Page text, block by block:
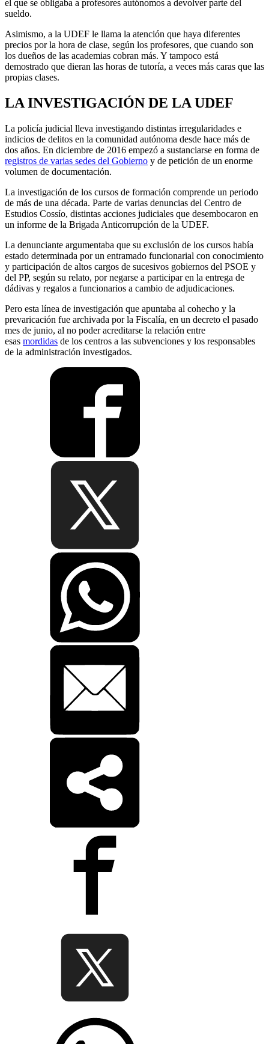
el que se obligaba a profesores autónomos a devolver parte del
sueldo.
Asimismo, a la UDEF le llama la atención que haya diferentes
precios por la hora de clase, según los profesores, que cuando son
los dueños de las academias cobran más. Y tampoco está
demostrado que dieran las horas de tutoría, a veces más caras que las
propias clases.
LA INVESTIGACIÓN DE LA UDEF
La policía judicial lleva investigando distintas irregularidades e
indicios de delitos en la comunidad autónoma desde hace más de
dos años. En diciembre de 2016 empezó a sustanciarse en forma de
registros de varias sedes del Gobierno y de petición de un enorme
volumen de documentación.
La investigación de los cursos de formación comprende un periodo
de más de una década. Parte de varias denuncias del Centro de
Estudios Cossío, distintas acciones judiciales que desembocaron en
un informe de la Brigada Anticorrupción de la UDEF.
La denunciante argumentaba que su exclusión de los cursos había
estado determinada por un entramado funcionarial con conocimiento
y participación de altos cargos de sucesivos gobiernos del PSOE y
del PP, según su relato, por negarse a participar en la entrega de
dádivas y regalos a funcionarios a cambio de adjudicaciones.
Pero esta línea de investigación que apuntaba al cohecho y la
prevaricación fue archivada por la Fiscalía, en un decreto el pasado
mes de junio, al no poder acreditarse la relación entre
esas mordidas de los centros a las subvenciones y los responsables
de la administración investigados.